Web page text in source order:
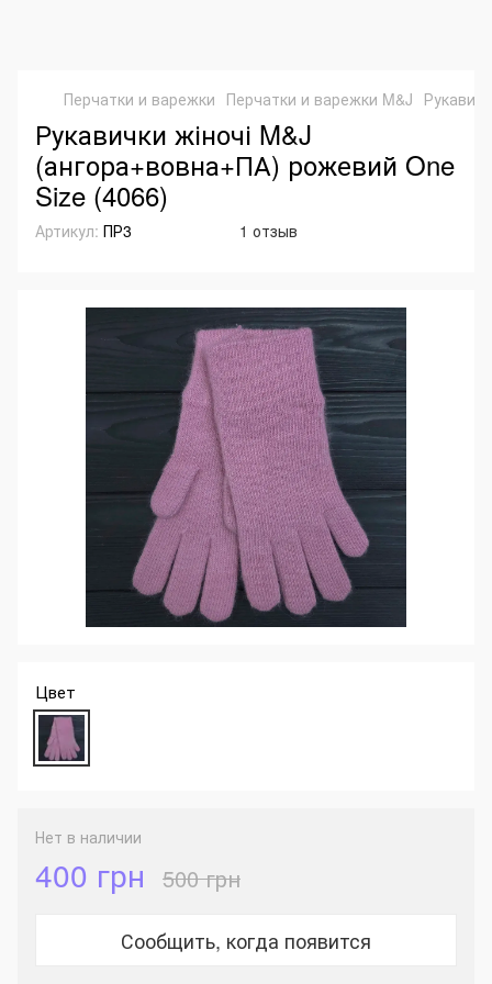
Перчатки и варежки Перчатки и варежки M&J
Рукавички жіночі M&J
(ангора+вовна+ПА) рожевий One
Size (4066)
Артикул: ПР3 1 отзыв
Цвет
Нет в наличии
400 грн 500 грн
Сообщить, когда появится